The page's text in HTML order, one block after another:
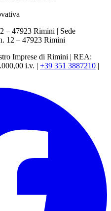
– 47923 Rimini | Sede
12 – 47923 Rimini
Imprese di Rimini | REA:
i.v. | +39 351 3887210 |